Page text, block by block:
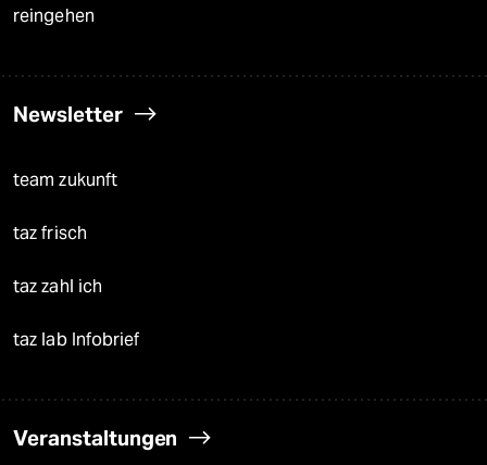
reingehen
Newsletter
team zukunft
taz frisch
taz zahl ich
taz lab Infobrief
Veranstaltungen